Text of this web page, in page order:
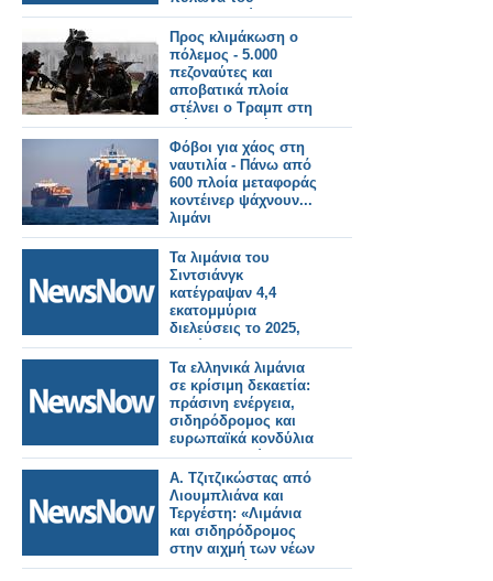
ευρωπαϊκού logistics.
Προς κλιμάκωση ο
πόλεμος - 5.000
πεζοναύτες και
αποβατικά πλοία
στέλνει ο Τραμπ στη
Μέση Ανατολή
Φόβοι για χάος στη
ναυτιλία - Πάνω από
600 πλοία μεταφοράς
κοντέινερ ψάχνουν...
λιμάνι
Τα λιμάνια του
Σιντσιάνγκ
κατέγραψαν 4,4
εκατομμύρια
διελεύσεις το 2025,
καθώς οι
σιδηροδρομικές
συνδέσεις με την
Κεντρική Ασία
ακμάζουν
Τα ελληνικά λιμάνια
σε κρίσιμη δεκαετία:
πράσινη ενέργεια,
σιδηρόδρομος και
ευρωπαϊκά κονδύλια
αναδιαμορφώνουν
τον ρόλο τους στη
Μεσόγειο
Α. Τζιτζικώστας από
Λιουμπλιάνα και
Τεργέστη: «Λιμάνια
και σιδηρόδρομος
στην αιχμή των νέων
στρατηγικών της ΕΕ